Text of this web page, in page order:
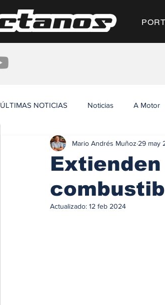
ÚLTIMAS NOTICIAS Noticias A Motor
Mario Andrés Muñoz 29 may
Actualizado: 12 feb 2024